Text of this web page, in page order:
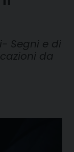
Segni e di
da